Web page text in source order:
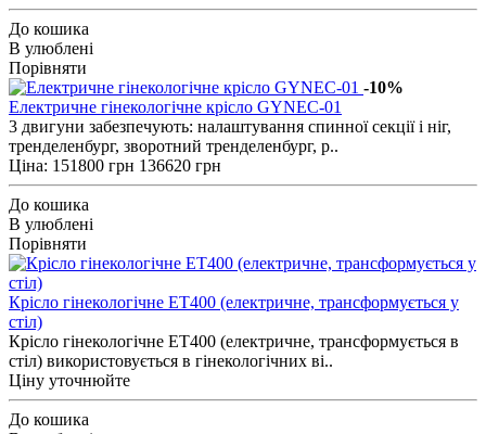
До кошика
В улюблені
Порівняти
-10%
Електричне гінекологічне крісло GYNEC-01
3 двигуни забезпечують: налаштування спинної секції і ніг,
тренделенбург, зворотний тренделенбург, р..
Ціна: 151800 грн 136620 грн
До кошика
В улюблені
Порівняти
Крісло гінекологічне ЕТ400 (електричне, трансформується у
стіл)
Крісло гінекологічне ЕТ400 (електричне, трансформується в
стіл) використовується в гінекологічних ві..
Ціну уточнюйте
До кошика